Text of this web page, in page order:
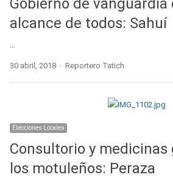
Gobierno de vanguardia
alcance de todos: Sahuí
…
30 abril, 2018 Author
Reportero Tatich
Elecciones Locales
Consultorio y medicinas
los motuleños: Peraza